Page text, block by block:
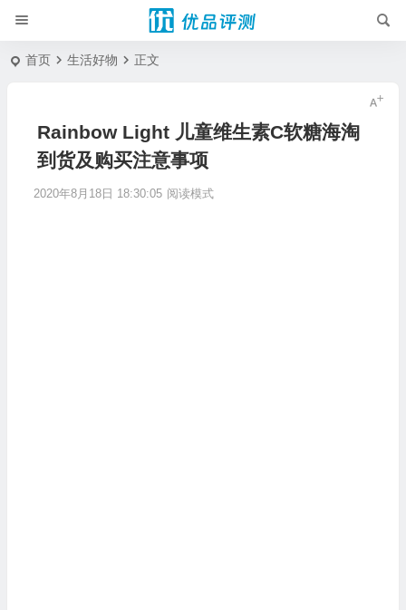
首页 生活好物 正文
Rainbow Light 儿童维生素C软糖海淘
到货及购买注意事项
2020年8月18日 18:30:05 阅读模式